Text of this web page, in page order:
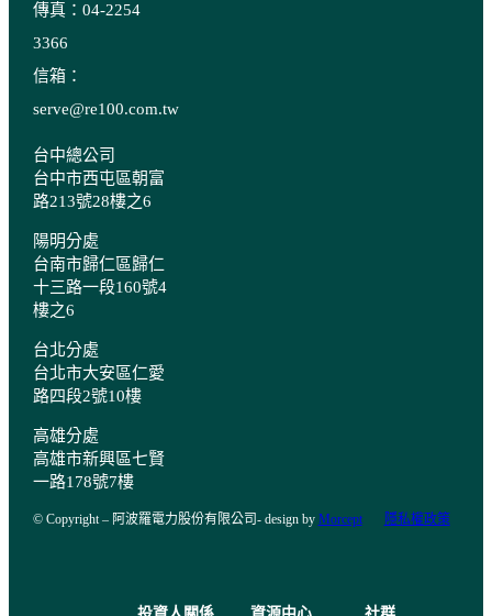
傳真：04-2254
3366
信箱：
serve@re100.com.tw
台中總公司
台中市西屯區朝富
路213號28樓之6
陽明分處
台南市歸仁區歸仁
十三路一段160號4
樓之6
台北分處
台北市大安區仁愛
路四段2號10樓
高雄分處
高雄市新興區七賢
一路178號7樓
© Copyright – 阿波羅電力股份有限公司- design by Morcept 隱私權政策